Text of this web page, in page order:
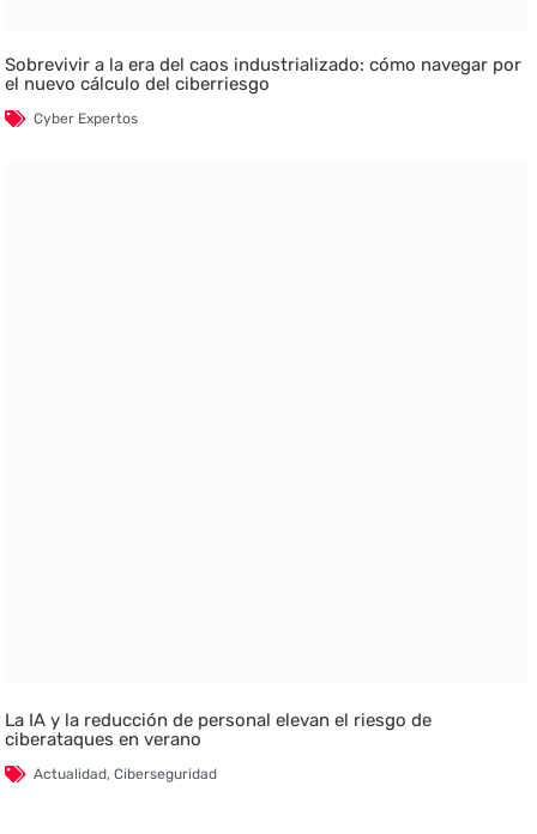
Sobrevivir a la era del caos industrializado: cómo navegar por
el nuevo cálculo del ciberriesgo
Cyber Expertos
La IA y la reducción de personal elevan el riesgo de
ciberataques en verano
Actualidad,Ciberseguridad